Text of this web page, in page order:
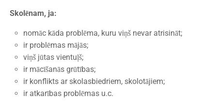
Skolēnam, ja:
nomāc kāda problēma, kuru viņš nevar atrisināt;
ir problēmas mājās;
viņš jūtas vientuļš;
ir mācīšanās grūtības;
ir konflikts ar skolasbiedriem, skolotājiem;
ir atkarības problēmas u.c.